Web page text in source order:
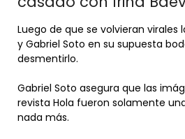
Luego de que se volvieran virales
y Gabriel Soto en su supuesta
desmentirlo.
Gabriel Soto asegura que las
revista Hola fueron solamente
nada más.